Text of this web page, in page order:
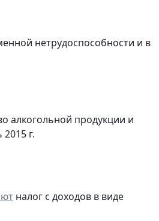
нетрудоспособности и в
алкогольной продукции и
г.
налог с доходов в виде